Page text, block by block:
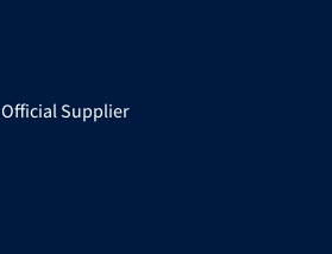
Official Supplier